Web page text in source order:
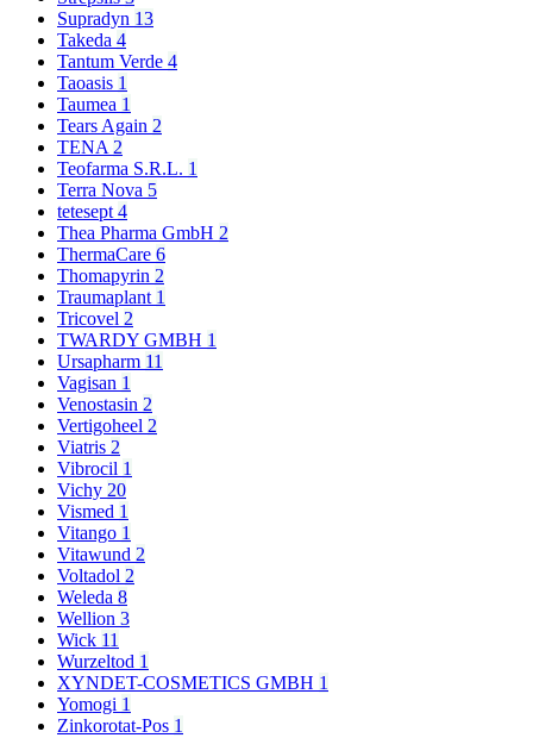
Supradyn 13
Takeda 4
Tantum Verde 4
Taoasis 1
Taumea 1
Tears Again 2
TENA 2
Teofarma S.R.L. 1
Terra Nova 5
tetesept 4
Thea Pharma GmbH 2
ThermaCare 6
Thomapyrin 2
Traumaplant 1
Tricovel 2
TWARDY GMBH 1
Ursapharm 11
Vagisan 1
Venostasin 2
Vertigoheel 2
Viatris 2
Vibrocil 1
Vichy 20
Vismed 1
Vitango 1
Vitawund 2
Voltadol 2
Weleda 8
Wellion 3
Wick 11
Wurzeltod 1
XYNDET-COSMETICS GMBH 1
Yomogi 1
Zinkorotat-Pos 1